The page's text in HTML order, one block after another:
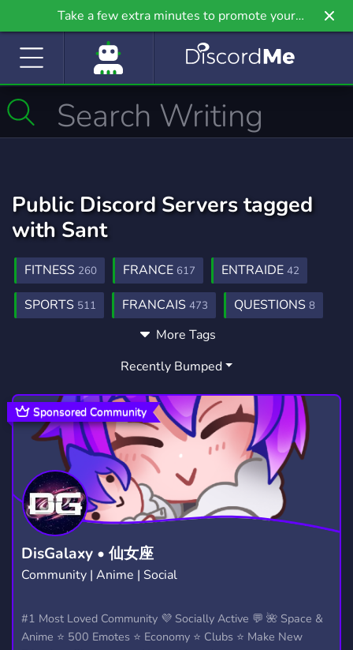
Take a few extra minutes to promote your
community even further on Griv.io, our newest
Public Discord Servers tagged
with Sant
FITNESS 260 FRANCE 617 ENTRAIDE 42
SPORTS 511 FRANCAIS 473 QUESTIONS 8
UNIVERSITE2 ETUDES
MEDECINE3
More Tags
Recently Bumped
DisGalaxy • 仙女座
Community | Anime | Social
#1 Most Loved Community 💜 Socially Active 💬 🌺 Space &
Anime ⭐ 500 Emotes ⭐ Economy ⭐ Clubs ⭐ Make New
Sponsored Community